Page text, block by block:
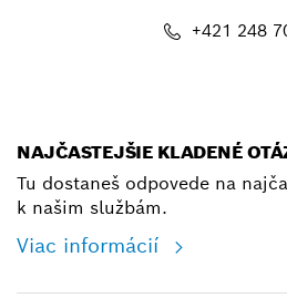
+421 248
NAJČASTEJŠIE KLADENÉ
Tu dostaneš odpovede na
k našim službám.
Viac informácií